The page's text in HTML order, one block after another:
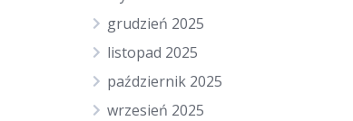
grudzień 2025
listopad 2025
październik 2025
wrzesień 2025